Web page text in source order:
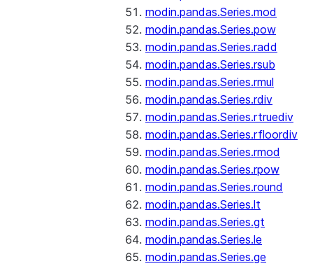
modin.pandas.Series.mod
modin.pandas.Series.pow
modin.pandas.Series.radd
modin.pandas.Series.rsub
modin.pandas.Series.rmul
modin.pandas.Series.rdiv
modin.pandas.Series.rtruediv
modin.pandas.Series.rfloordiv
modin.pandas.Series.rmod
modin.pandas.Series.rpow
modin.pandas.Series.round
modin.pandas.Series.lt
modin.pandas.Series.gt
modin.pandas.Series.le
modin.pandas.Series.ge